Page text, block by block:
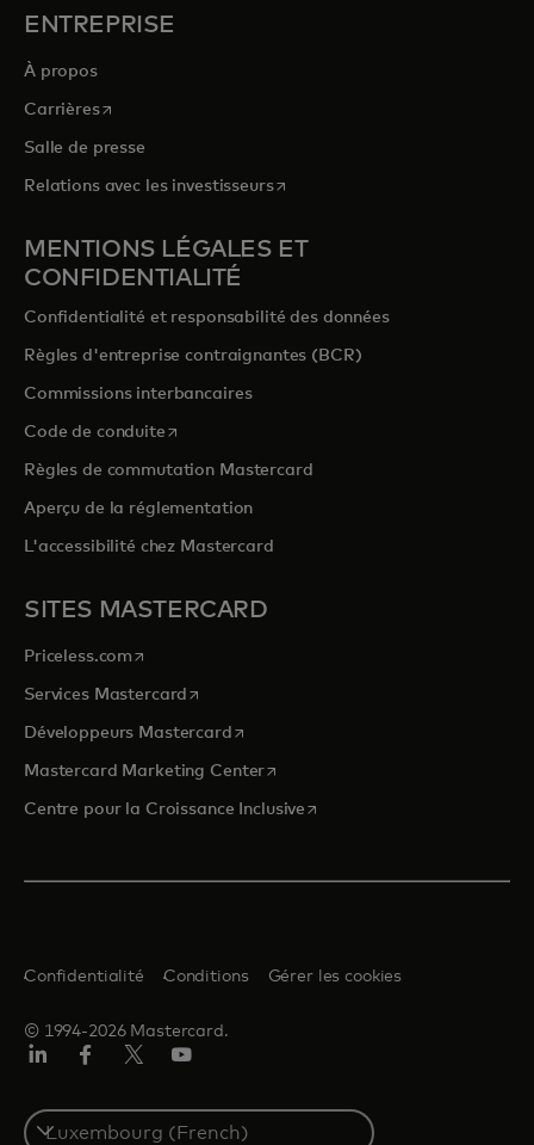
ENTREPRISE
À propos
Carrièress’ouvre dans un nouvel onglet
Salle de presse
Relations avec les investisseurss’ouvre dans un nouvel onglet
MENTIONS LÉGALES ET
CONFIDENTIALITÉ
Confidentialité et responsabilité des données
Règles d'entreprise contraignantes (BCR)
Commissions interbancaires
Code de conduites’ouvre dans un nouvel onglet
Règles de commutation Mastercard
Aperçu de la réglementation
L'accessibilité chez Mastercard
SITES MASTERCARD
Priceless.com s’ouvre dans un nouvel onglet
Services Mastercard s’ouvre dans un nouvel onglet
Développeurs Mastercards’ouvre dans un nouvel onglet
Mastercard Marketing Centers’ouvre dans un nouvel onglet
Centre pour la Croissance Inclusive s’ouvre dans un nouvel
© 1994-2026 Mastercard.
Confidentialité Conditions Gérer les cookies
Select
a